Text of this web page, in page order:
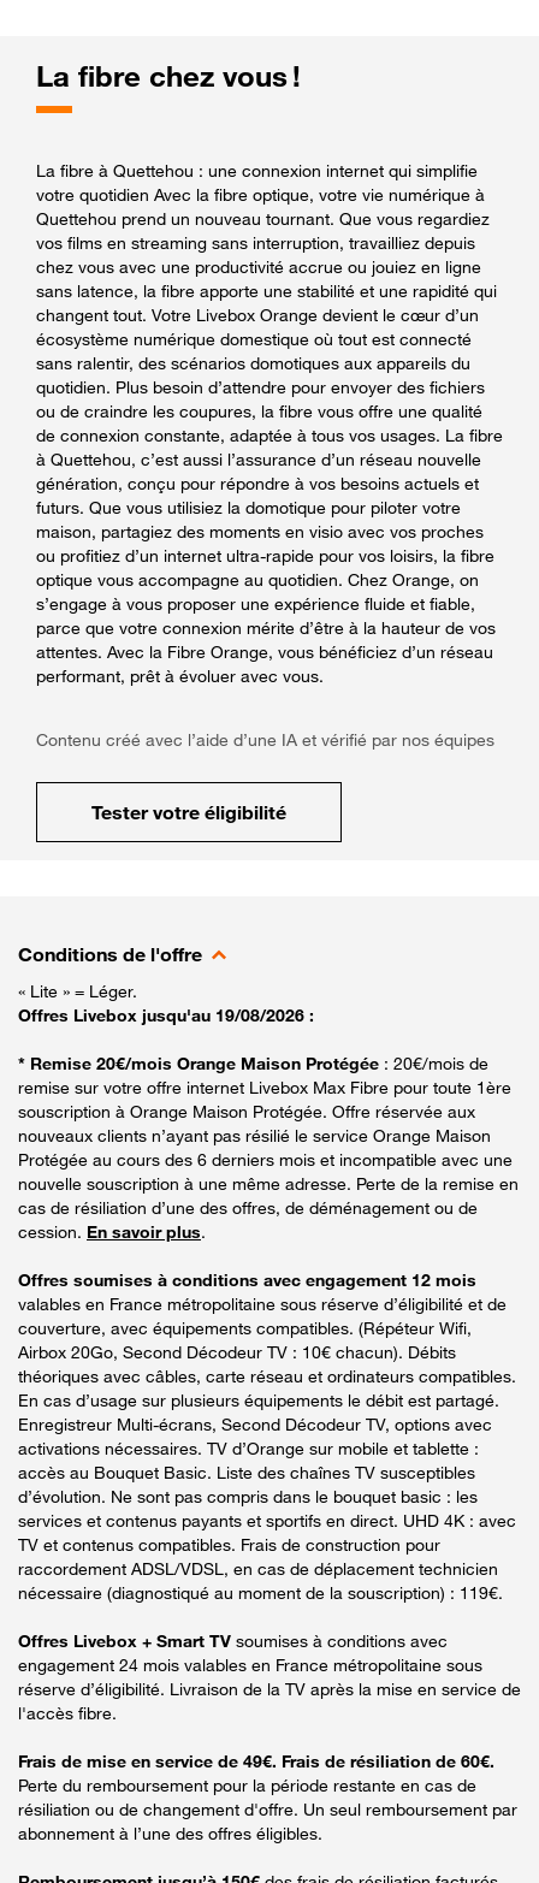
La fibre chez vous !
La fibre à Quettehou : une connexion internet qui simplifie
votre quotidien Avec la fibre optique, votre vie numérique à
Quettehou prend un nouveau tournant. Que vous regardiez
vos films en streaming sans interruption, travailliez depuis
chez vous avec une productivité accrue ou jouiez en ligne
sans latence, la fibre apporte une stabilité et une rapidité qui
changent tout. Votre Livebox Orange devient le cœur d’un
écosystème numérique domestique où tout est connecté
sans ralentir, des scénarios domotiques aux appareils du
quotidien. Plus besoin d’attendre pour envoyer des fichiers
ou de craindre les coupures, la fibre vous offre une qualité
de connexion constante, adaptée à tous vos usages. La fibre
à Quettehou, c’est aussi l’assurance d’un réseau nouvelle
génération, conçu pour répondre à vos besoins actuels et
futurs. Que vous utilisiez la domotique pour piloter votre
maison, partagiez des moments en visio avec vos proches
ou profitiez d’un internet ultra-rapide pour vos loisirs, la fibre
optique vous accompagne au quotidien. Chez Orange, on
s’engage à vous proposer une expérience fluide et fiable,
parce que votre connexion mérite d’être à la hauteur de vos
attentes. Avec la Fibre Orange, vous bénéficiez d’un réseau
performant, prêt à évoluer avec vous.
Contenu créé avec l’aide d’une IA et vérifié par nos équipes
Tester votre éligibilité
Conditions de l'offre
« Lite » = Léger.
Offres Livebox jusqu'au 19/08/2026 :
* Remise 20€/mois Orange Maison Protégée : 20€/mois de
remise sur votre offre internet Livebox Max Fibre pour toute 1ère
souscription à Orange Maison Protégée. Offre réservée aux
nouveaux clients n’ayant pas résilié le service Orange Maison
Protégée au cours des 6 derniers mois et incompatible avec une
nouvelle souscription à une même adresse. Perte de la remise en
cas de résiliation d’une des offres, de déménagement ou de
cession. En savoir plus.
Offres soumises à conditions avec engagement 12 mois
valables en France métropolitaine sous réserve d’éligibilité et de
couverture, avec équipements compatibles. (Répéteur Wifi,
Airbox 20Go, Second Décodeur TV : 10€ chacun). Débits
théoriques avec câbles, carte réseau et ordinateurs compatibles.
En cas d’usage sur plusieurs équipements le débit est partagé.
Enregistreur Multi-écrans, Second Décodeur TV, options avec
activations nécessaires. TV d’Orange sur mobile et tablette :
accès au Bouquet Basic. Liste des chaînes TV susceptibles
d’évolution. Ne sont pas compris dans le bouquet basic : les
services et contenus payants et sportifs en direct. UHD 4K : avec
TV et contenus compatibles. Frais de construction pour
raccordement ADSL/VDSL, en cas de déplacement technicien
nécessaire (diagnostiqué au moment de la souscription) : 119€.
Offres Livebox + Smart TV soumises à conditions avec
engagement 24 mois valables en France métropolitaine sous
réserve d’éligibilité. Livraison de la TV après la mise en service de
l'accès fibre.
Frais de mise en service de 49€. Frais de résiliation de 60€.
Perte du remboursement pour la période restante en cas de
résiliation ou de changement d'offre. Un seul remboursement par
abonnement à l’une des offres éligibles.